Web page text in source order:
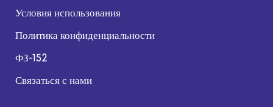
Условия использования
Политика конфиденциальности
ФЗ-152
Связаться с нами